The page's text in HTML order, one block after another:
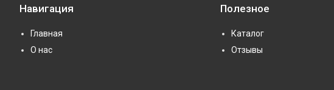
Навигация
Главная
О нас
Полезное
Каталог
Отзывы